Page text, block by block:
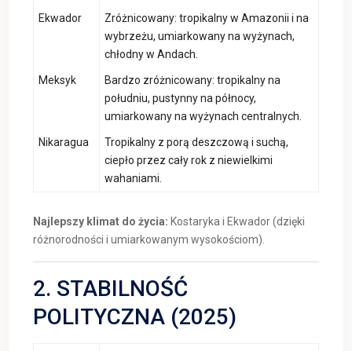
Ekwador
Zróżnicowany: tropikalny w Amazonii i na
wybrzeżu, umiarkowany na wyżynach,
chłodny w Andach.
Meksyk
Bardzo zróżnicowany: tropikalny na
południu, pustynny na północy,
umiarkowany na wyżynach centralnych.
Nikaragua
Tropikalny z porą deszczową i suchą,
ciepło przez cały rok z niewielkimi
wahaniami.
Najlepszy klimat do życia: Kostaryka i Ekwador (dzięki
różnorodności i umiarkowanym wysokościom).
2. STABILNOŚĆ
POLITYCZNA (2025)